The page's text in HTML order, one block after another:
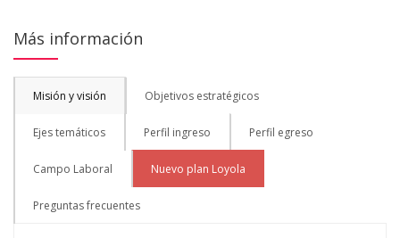
Más información
Misión y visión Objetivos estratégicos
Ejes temáticos Perfil ingreso Perfil egreso
Campo Laboral Nuevo plan Loyola
Preguntas frecuentes